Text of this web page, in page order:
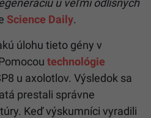
Science Daily.
úlohu tieto gény v
technológie
u axolotlov. Výsledok sa
prestali správne
Keď výskumníci vyradili